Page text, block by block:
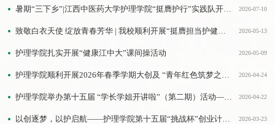
实践，在红土沃野上践行挺膺担当的青春誓言。队员们走
出校园、扎根乡土，在红色旧址感悟初心，在乡间敬老院
2026-07-10
暑期“三下乡”|江西中医药大学护理学院“挺膺护行”实践队开展暑期社会实践活动
2026-05-13
致敬白衣天使 绽放青春芳华 | 我校顺利开展“挺膺担当护健康，青春奋斗报国强”——5·12国际护士节创意集市主题活动
2026-05-09
护理学院扎实开展“健康江中大”课间操活动
2026-04-24
护理学院顺利开展2026年春季学期大创及 “青年红色筑梦之旅”项目结题验收工作
2026-04-22
护理学院举办第十五届 “学长学姐开讲啦”（第二期）活动——以青春榜样引领学子挺膺担当
2026-03-23
以创逐梦，以护启航——护理学院第十五届“挑战杯”创业计划竞赛选拔赛圆满结束